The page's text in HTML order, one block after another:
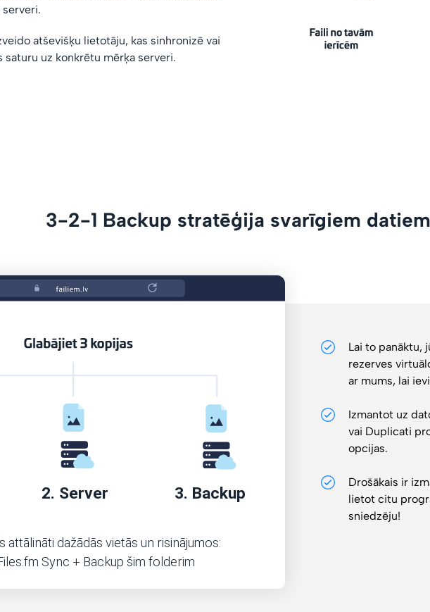
atševišķu lietotāju, kas sinhronizē vai
saturu uz konkrētu mērķa serveri.
3-2-1 Backup stratēģija svarīgiem
Lai to panāktu,
rezerves
ar mums, lai
Izmantot uz
vai Duplicati
opcijas.
Drošākais ir
lietot citu
sniedzēju!